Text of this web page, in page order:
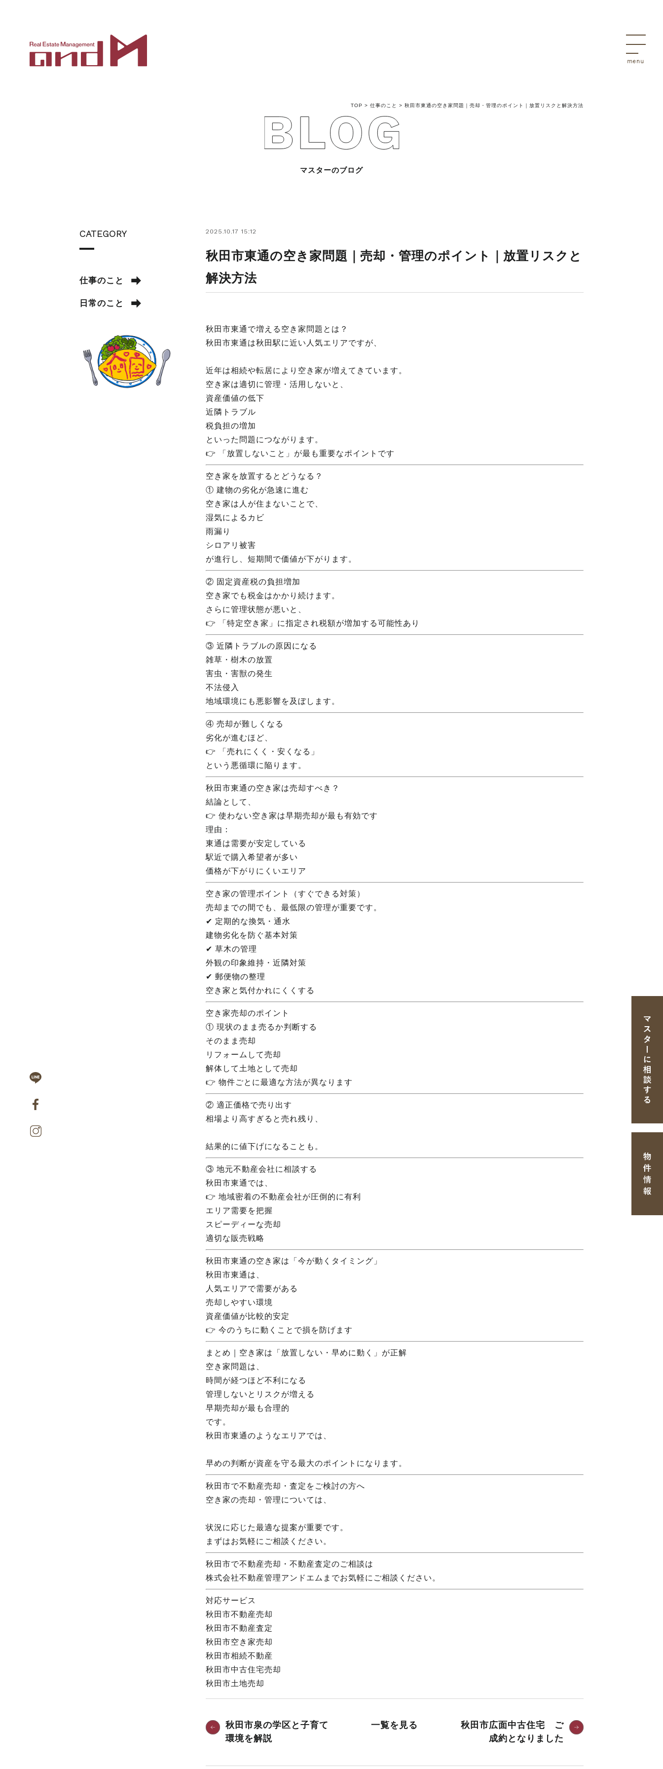
会社概要
TOP > 仕事のこと > 秋田市東通の空き家問題｜売却・管理のポイント｜放置リスクと解決方法
マスターのブログ
2025.10.17 15:12
秋田市東通の空き家問題｜売却・管理のポイント｜放置リスクと
解決方法
秋田市東通で増える空き家問題とは？
秋田市東通は秋田駅に近い人気エリアですが、
近年は相続や転居により空き家が増えてきています。
空き家は適切に管理・活用しないと、
資産価値の低下
近隣トラブル
税負担の増加
といった問題につながります。
👉 「放置しないこと」が最も重要なポイントです
空き家を放置するとどうなる？
① 建物の劣化が急速に進む
空き家は人が住まないことで、
湿気によるカビ
雨漏り
シロアリ被害
が進行し、短期間で価値が下がります。
② 固定資産税の負担増加
空き家でも税金はかかり続けます。
さらに管理状態が悪いと、
👉 「特定空き家」に指定され税額が増加する可能性あり
③ 近隣トラブルの原因になる
雑草・樹木の放置
害虫・害獣の発生
不法侵入
地域環境にも悪影響を及ぼします。
④ 売却が難しくなる
劣化が進むほど、
👉 「売れにくく・安くなる」
という悪循環に陥ります。
秋田市東通の空き家は売却すべき？
結論として、
👉 使わない空き家は早期売却が最も有効です
理由：
東通は需要が安定している
駅近で購入希望者が多い
価格が下がりにくいエリア
空き家の管理ポイント（すぐできる対策）
売却までの間でも、最低限の管理が重要です。
✔ 定期的な換気・通水
建物劣化を防ぐ基本対策
✔ 草木の管理
外観の印象維持・近隣対策
✔ 郵便物の整理
空き家と気付かれにくくする
空き家売却のポイント
① 現状のまま売るか判断する
そのまま売却
リフォームして売却
解体して土地として売却
👉 物件ごとに最適な方法が異なります
② 適正価格で売り出す
相場より高すぎると売れ残り、
結果的に値下げになることも。
③ 地元不動産会社に相談する
秋田市東通では、
👉 地域密着の不動産会社が圧倒的に有利
エリア需要を把握
スピーディーな売却
適切な販売戦略
秋田市東通の空き家は「今が動くタイミング」
秋田市東通は、
人気エリアで需要がある
売却しやすい環境
資産価値が比較的安定
👉 今のうちに動くことで損を防げます
まとめ｜空き家は「放置しない・早めに動く」が正解
空き家問題は、
時間が経つほど不利になる
管理しないとリスクが増える
早期売却が最も合理的
です。
秋田市東通のようなエリアでは、
早めの判断が資産を守る最大のポイントになります。
秋田市で不動産売却・査定をご検討の方へ
空き家の売却・管理については、
状況に応じた最適な提案が重要です。
まずはお気軽にご相談ください。
秋田市で不動産売却・不動産査定のご相談は
株式会社不動産管理アンドエムまでお気軽にご相談ください。
対応サービス
秋田市不動産売却
秋田市不動産査定
秋田市空き家売却
秋田市相続不動産
秋田市中古住宅売却
秋田市土地売却
秋田市泉の学区と子育て
環境を解説
一覧を見る
秋田市広面中古住宅 ご
成約となりました
CATEGORY
仕事のこと
日常のこと